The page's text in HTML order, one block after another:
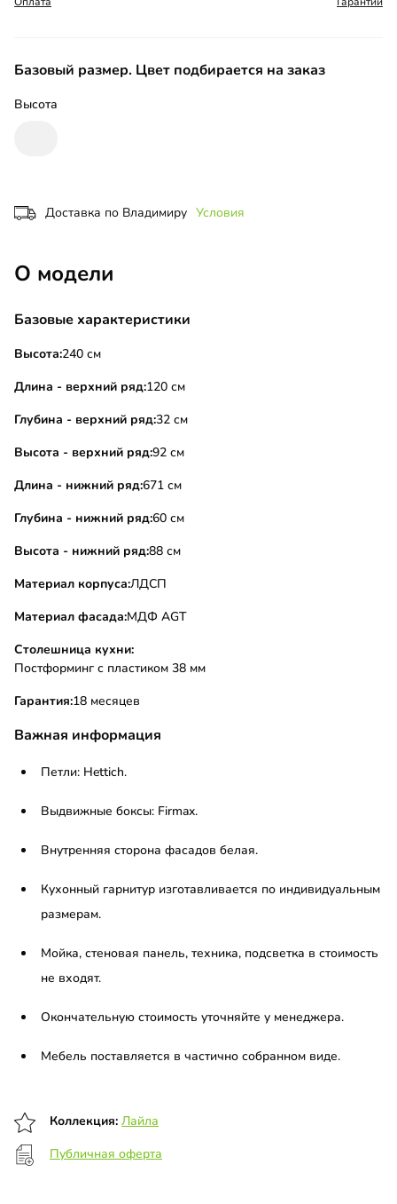
Базовый размер. Цвет подбирается на заказ
Высота
Доставка по Владимиру Условия
О модели
Базовые характеристики
Высота:240 см
Длина - верхний ряд:120 см
Глубина - верхний ряд:32 см
Высота - верхний ряд:92 см
Длина - нижний ряд:671 см
Глубина - нижний ряд:60 см
Высота - нижний ряд:88 см
Материал корпуса:ЛДСП
Материал фасада:МДФ AGT
Столешница кухни:
Постформинг с пластиком 38 мм
Гарантия:18 месяцев
Важная информация
Петли: Hettich.
Выдвижные боксы: Firmax.
Внутренняя сторона фасадов белая.
Кухонный гарнитур изготавливается по индивидуальным
размерам.
Мойка, стеновая панель, техника, подсветка в стоимость
не входят.
Окончательную стоимость уточняйте у менеджера.
Мебель поставляется в частично собранном виде.
Коллекция: Лайла
Публичная оферта